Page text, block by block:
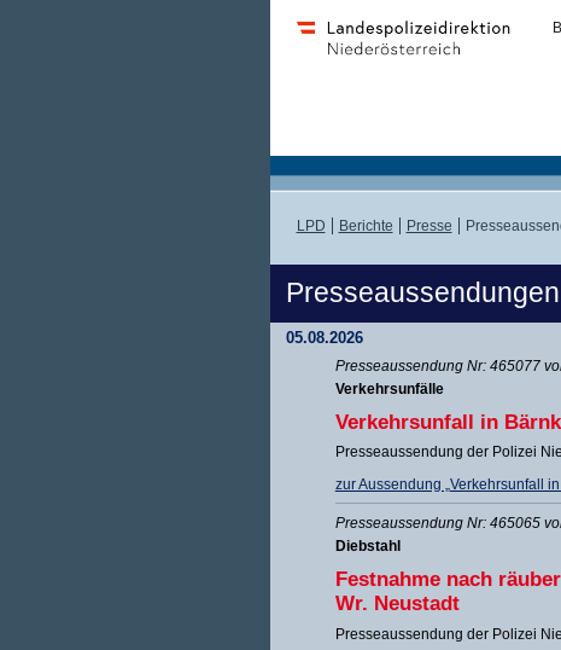
LPD Berichte Presse
Presseaussendungen
05.08.2026
Presseaussendung Nr: 465077
Verkehrsunfälle
Verkehrsunfall in
Presseaussendung der Polizei
zur Aussendung „Verkehrsunfall
Presseaussendung Nr: 465065
Diebstahl
Festnahme nach
Wr. Neustadt
Presseaussendung der Polizei